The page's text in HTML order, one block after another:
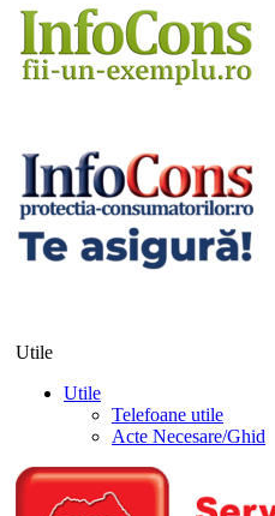
Utile
Utile
Telefoane utile
Acte Necesare/Ghid